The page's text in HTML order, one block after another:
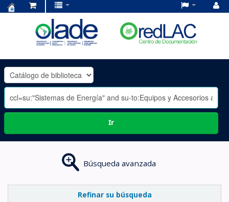
OLADE
-
Ir
Búsqueda avanzada
Refinar su búsqueda